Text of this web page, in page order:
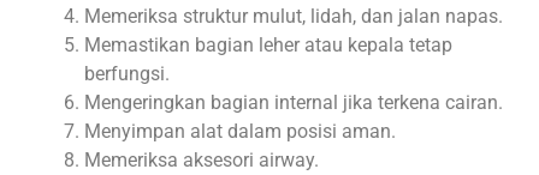
Memeriksa struktur mulut, lidah, dan jalan napas.
Memastikan bagian leher atau kepala tetap
berfungsi.
Mengeringkan bagian internal jika terkena cairan.
Menyimpan alat dalam posisi aman.
Memeriksa aksesori airway.